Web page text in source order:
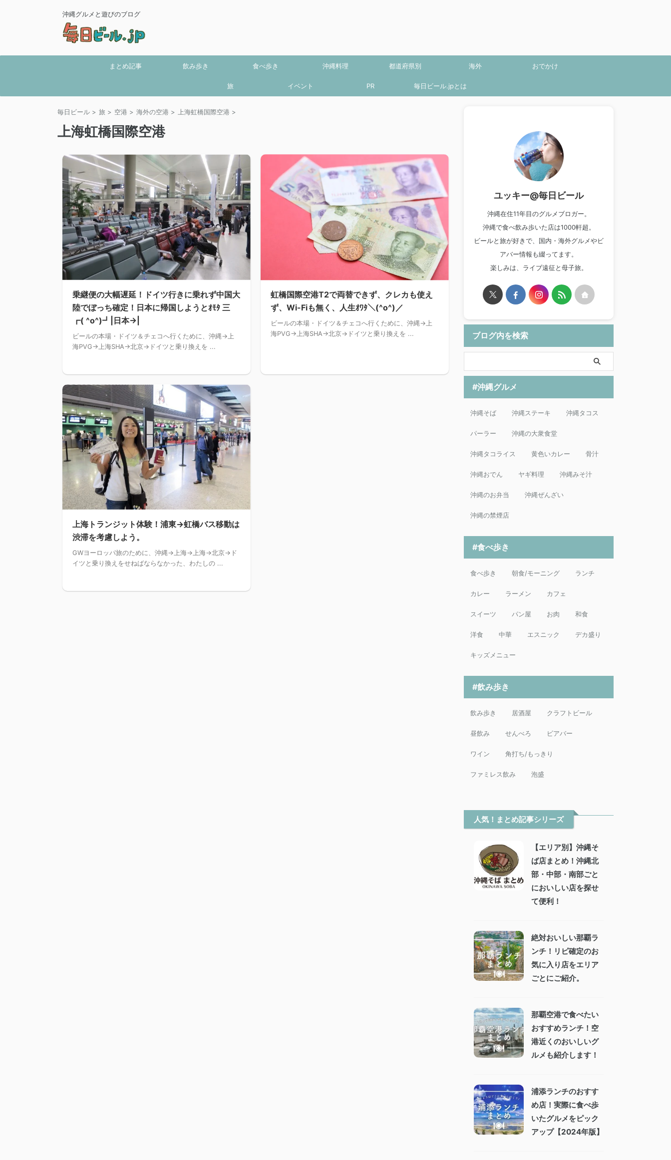
沖縄グルメと遊びのブログ
まとめ記事 飲み歩き 食べ歩き 沖縄料理 都道府県別 海外 おでかけ
旅 イベント PR 毎日ビール.jpとは
毎日ビール > 旅 > 空港 > 海外の空港 > 上海虹橋国際空港 >
上海虹橋国際空港
乗継便の大幅遅延！ドイツ行きに乗れず中国大
陸でぼっち確定！日本に帰国しようとｵﾓﾀ 三
┏( ^o^)┛|日本→|
ビールの本場・ドイツ＆チェコへ行くために、沖縄→上
海PVG→上海SHA→北京→ドイツと乗り換えを ...
虹橋国際空港T2で両替できず、クレカも使え
ず、Wi-Fiも無く、人生ｵﾜﾀ＼(^o^)／
ビールの本場・ドイツ＆チェコへ行くために、沖縄→上
海PVG→上海SHA→北京→ドイツと乗り換えを ...
上海トランジット体験！浦東→虹橋バス移動は
渋滞を考慮しよう。
GWヨーロッパ旅のために、沖縄→上海→上海→北京→ド
イツと乗り換えをせねばならなかった、わたしの ...
ユッキー@毎日ビール
沖縄在住11年目のグルメブロガー。
沖縄で食べ飲み歩いた店は1000軒超。
ビールと旅が好きで、国内・海外グルメやビ
アバー情報も綴ってます。
楽しみは、ライブ遠征と母子旅。
ブログ内を検索
#沖縄グルメ
沖縄そば 沖縄ステーキ 沖縄タコス
パーラー 沖縄の大衆食堂
沖縄タコライス 黄色いカレー 骨汁
沖縄おでん ヤギ料理 沖縄みそ汁
沖縄のお弁当 沖縄ぜんざい
沖縄の禁煙店
#食べ歩き
食べ歩き 朝食/モーニング ランチ
カレー ラーメン カフェ
スイーツ パン屋 お肉 和食
洋食 中華 エスニック デカ盛り
キッズメニュー
#飲み歩き
飲み歩き 居酒屋 クラフトビール
昼飲み せんべろ ビアバー
ワイン 角打ち/もっきり
ファミレス飲み 泡盛
人気！まとめ記事シリーズ
【エリア別】沖縄そ
ば店まとめ！沖縄北
部・中部・南部ごと
においしい店を探せ
て便利！
絶対おいしい那覇ラ
ンチ！リピ確定のお
気に入り店をエリア
ごとにご紹介。
那覇空港で食べたい
おすすめランチ！空
港近くのおいしいグ
ルメも紹介します！
浦添ランチのおすす
め店！実際に食べ歩
いたグルメをピック
アップ【2024年版】